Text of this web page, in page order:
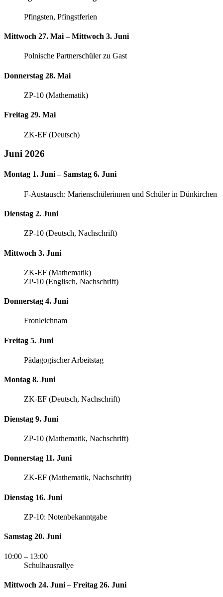
Pfingsten, Pfingstferien
Mittwoch 27. Mai – Mittwoch 3. Juni
Polnische Partnerschüler zu Gast
Donnerstag 28. Mai
ZP-10 (Mathematik)
Freitag 29. Mai
ZK-EF (Deutsch)
Juni 2026
Montag 1. Juni – Samstag 6. Juni
F-Austausch: Marienschülerinnen und Schüler in Dünkirchen
Dienstag 2. Juni
ZP-10 (Deutsch, Nachschrift)
Mittwoch 3. Juni
ZK-EF (Mathematik)
ZP-10 (Englisch, Nachschrift)
Donnerstag 4. Juni
Fronleichnam
Freitag 5. Juni
Pädagogischer Arbeitstag
Montag 8. Juni
ZK-EF (Deutsch, Nachschrift)
Dienstag 9. Juni
ZP-10 (Mathematik, Nachschrift)
Donnerstag 11. Juni
ZK-EF (Mathematik, Nachschrift)
Dienstag 16. Juni
ZP-10: Notenbekanntgabe
Samstag 20. Juni
10:00 – 13:00
Schulhausrallye
Mittwoch 24. Juni – Freitag 26. Juni